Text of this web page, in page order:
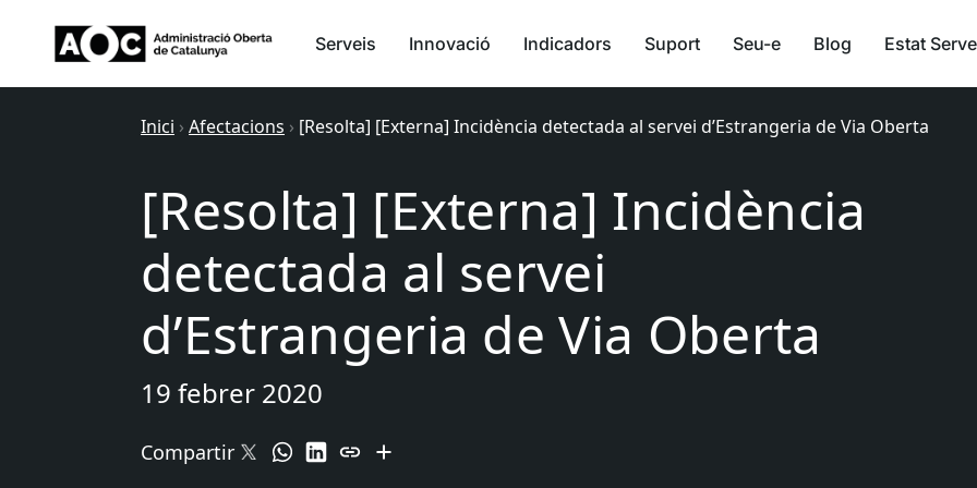
Serveis Innovació Indicadors Suport Seu-e Blog Estat
Inici › Afectacions › [Resolta] [Externa] Incidència detectada al servei d’Estrangeria de Via Oberta
[Resolta] [Externa] Incidència
detectada al servei
d’Estrangeria de Via Oberta
19 febrer 2020
Compartir